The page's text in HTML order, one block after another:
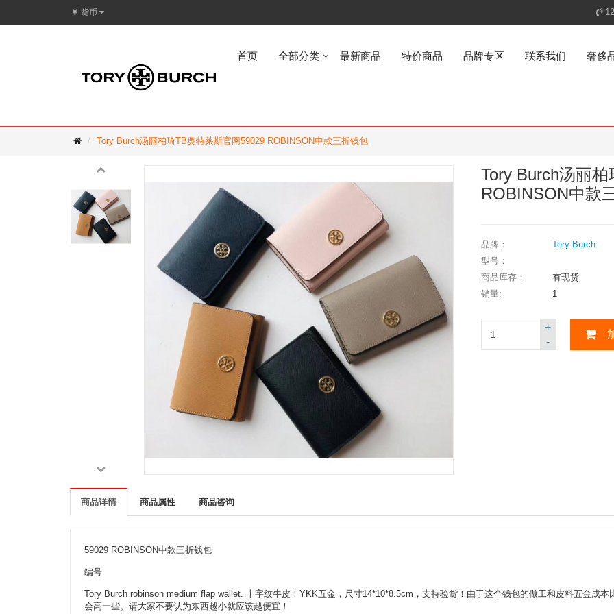
￥ 货币
首页 全部分类 最新商品 特价商品 品牌专区 联系我们 奢侈
Tory Burch汤丽柏琦TB奥特莱斯官网59029 ROBINSON中款三折钱包
Tory Burch汤丽
ROBINSON中款
品牌：
Tory Burch
型号：
商品库存：
有现货
销量:
1
-
+
商品详情 商品属性 商品咨询
59029 ROBINSON中款三折钱包
编号
Tory Burch robinson medium flap wallet. 十字纹牛皮！YKK五金，尺寸14*10*8.5cm，支持验货！由于这个钱包的做工和皮料五金成
会高一些。请大家不要认为东西越小就应该越便宜！